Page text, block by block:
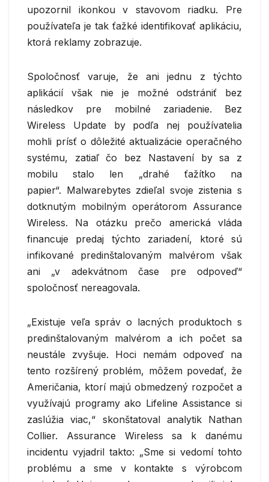
upozornil ikonkou v stavovom riadku. Pre
používateľa je tak ťažké identifikovať aplikáciu,
ktorá reklamy zobrazuje.
Spoločnosť varuje, že ani jednu z týchto
aplikácií však nie je možné odstrániť bez
následkov pre mobilné zariadenie. Bez
Wireless Update by podľa nej používatelia
mohli prísť o dôležité aktualizácie operačného
systému, zatiaľ čo bez Nastavení by sa z
mobilu stalo len „drahé ťažítko na
papier“. Malwarebytes zdieľal svoje zistenia s
dotknutým mobilným operátorom Assurance
Wireless. Na otázku prečo americká vláda
financuje predaj týchto zariadení, ktoré sú
infikované predinštalovaným malvérom však
ani „v adekvátnom čase pre odpoveď“
spoločnosť nereagovala.
„Existuje veľa správ o lacných produktoch s
predinštalovaným malvérom a ich počet sa
neustále zvyšuje. Hoci nemám odpoveď na
tento rozšírený problém, môžem povedať, že
Američania, ktorí majú obmedzený rozpočet a
využívajú programy ako Lifeline Assistance si
zaslúžia viac,“ skonštatoval analytik Nathan
Collier. Assurance Wireless sa k danému
incidentu vyjadril takto: „Sme si vedomí tohto
problému a sme v kontakte s výrobcom